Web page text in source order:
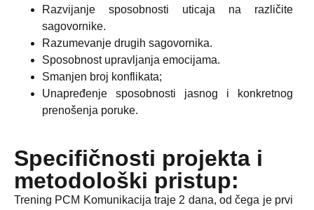
Razvijanje sposobnosti uticaja na različite
sagovornike.
Razumevanje drugih sagovornika.
Sposobnost upravljanja emocijama.
Smanjen broj konflikata;
Unapređenje sposobnosti jasnog i konkretnog
prenošenja poruke.
Specifičnosti projekta i
metodološki pristup:
Trening PCM Komunikacija traje 2 dana, od čega je prvi